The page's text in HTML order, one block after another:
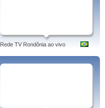
Rede TV Rondônia ao vivo